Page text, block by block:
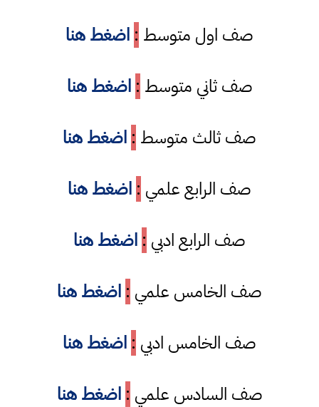
صف اول متوسط : اضغط هنا
صف ثاني متوسط : اضغط هنا
صف ثالث متوسط : اضغط هنا
صف الرابع علمي : اضغط هنا
صف الرابع ادبي : اضغط هنا
صف الخامس علمي : اضغط هنا
صف الخامس ادبي : اضغط هنا
صف السادس علمي : اضغط هنا